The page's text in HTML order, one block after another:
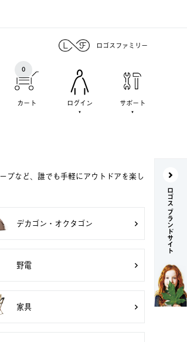
ロゴスファミリー
カート
0
ログイン サポート
プなど、誰でも手軽にアウトドアを楽し
デカゴン・オクタゴン
野電
家具
ロゴス ブランドサイト